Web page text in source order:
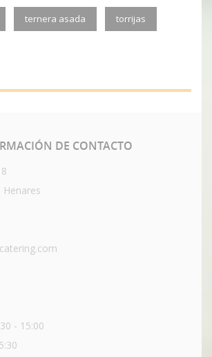
ternera asada torrijas
DE CONTACTO
Henares
- 15:00